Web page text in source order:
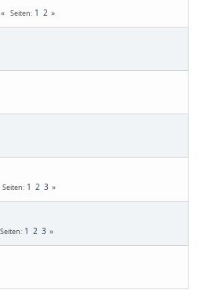
Seiten 1 2
Seiten 1 2 3
Seiten 1 2 3